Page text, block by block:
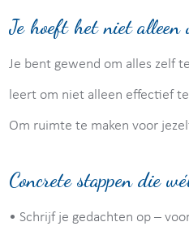
Je hoeft het niet alleen
Je bent gewend om alles zelf
leert om niet alleen effectief
Om ruimte te maken voor
Concrete stappen die
• Schrijf je gedachten op –